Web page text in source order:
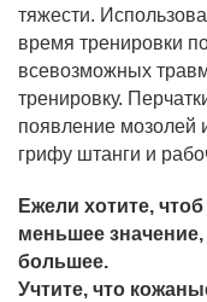
тяжести.
время тренировки
всевозможных
тренировку.
появление мозолей
грифу штанги и
Ежели хотите,
меньшее значение,
большее.
Учтите, что